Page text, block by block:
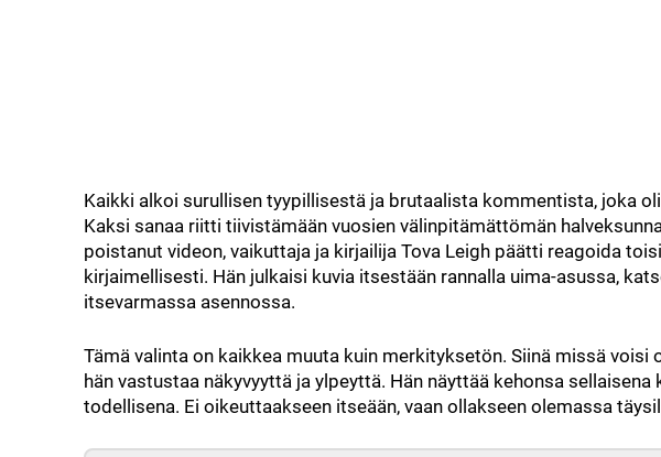
Kaikki alkoi surullisen tyypillisestä ja brutaalista kommentista, joka
Kaksi sanaa riitti tiivistämään vuosien välinpitämättömän
poistanut videon, vaikuttaja ja kirjailija Tova Leigh päätti reagoida
kirjaimellisesti. Hän julkaisi kuvia itsestään rannalla uima-asussa,
itsevarmassa asennossa.
Tämä valinta on kaikkea muuta kuin merkityksetön. Siinä missä
hän vastustaa näkyvyyttä ja ylpeyttä. Hän näyttää kehonsa sellaisena
todellisena. Ei oikeuttaakseen itseään, vaan ollakseen olemassa